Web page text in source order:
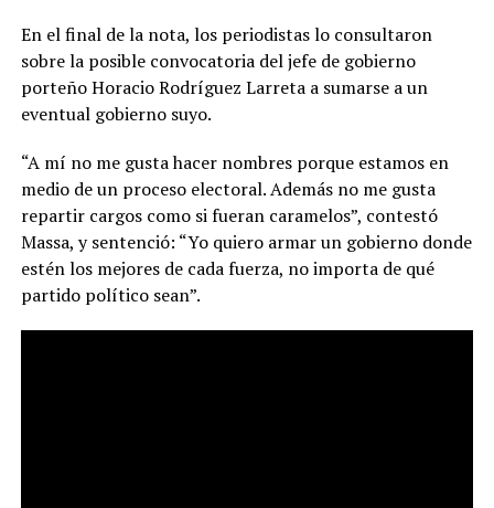
En el final de la nota, los periodistas lo consultaron
sobre la posible convocatoria del jefe de gobierno
porteño Horacio Rodríguez Larreta a sumarse a un
eventual gobierno suyo.
“A mí no me gusta hacer nombres porque estamos en
medio de un proceso electoral. Además no me gusta
repartir cargos como si fueran caramelos”, contestó
Massa, y sentenció: “Yo quiero armar un gobierno donde
estén los mejores de cada fuerza, no importa de qué
partido político sean”.